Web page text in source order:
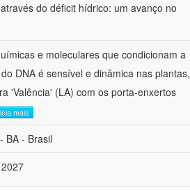
do déficit hídrico: um avanço no
e moleculares que condicionam a
DNA é sensível e dinâmica nas plantas,
'Valência' (LA) com os porta-enxertos
leia mais
BA - Brasil